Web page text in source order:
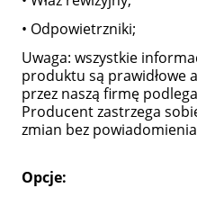
• Odpowietrzniki;
Uwaga: wszystkie
produktu są prawidłowe
przez naszą firmę
Producent zastrzega
zmian bez
Opcje: